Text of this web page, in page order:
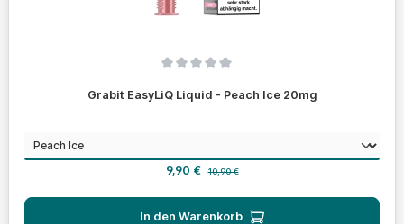
Grabit EasyLiQ Liquid - Peach Ice 20mg
Geschmack
Verkaufspreis:
9,90 € 10,90 €
In den Warenkorb